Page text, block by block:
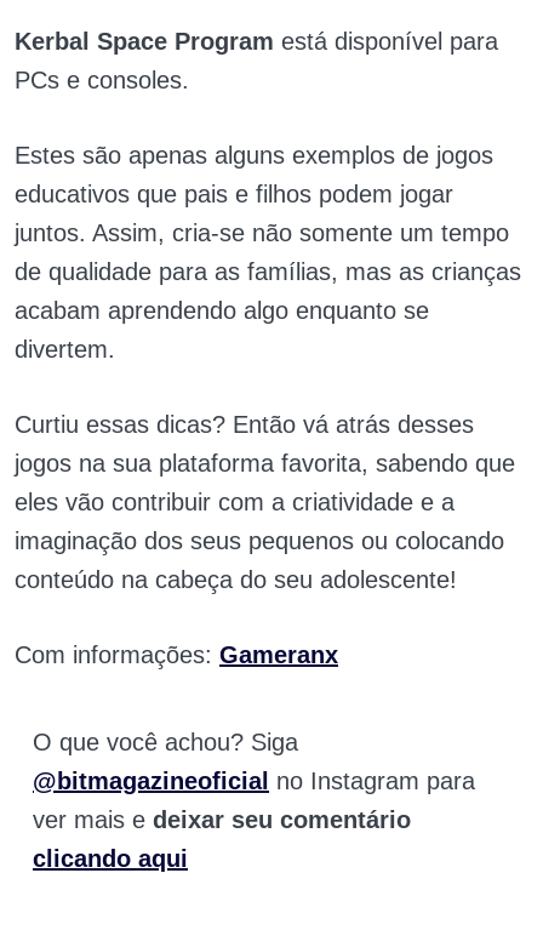
Kerbal Space Program está disponível para
PCs e consoles.
Estes são apenas alguns exemplos de jogos
educativos que pais e filhos podem jogar
juntos. Assim, cria-se não somente um tempo
de qualidade para as famílias, mas as crianças
acabam aprendendo algo enquanto se
divertem.
Curtiu essas dicas? Então vá atrás desses
jogos na sua plataforma favorita, sabendo que
eles vão contribuir com a criatividade e a
imaginação dos seus pequenos ou colocando
conteúdo na cabeça do seu adolescente!
Com informações: Gameranx
O que você achou? Siga
@bitmagazineoficial no Instagram para
ver mais e deixar seu comentário
clicando aqui